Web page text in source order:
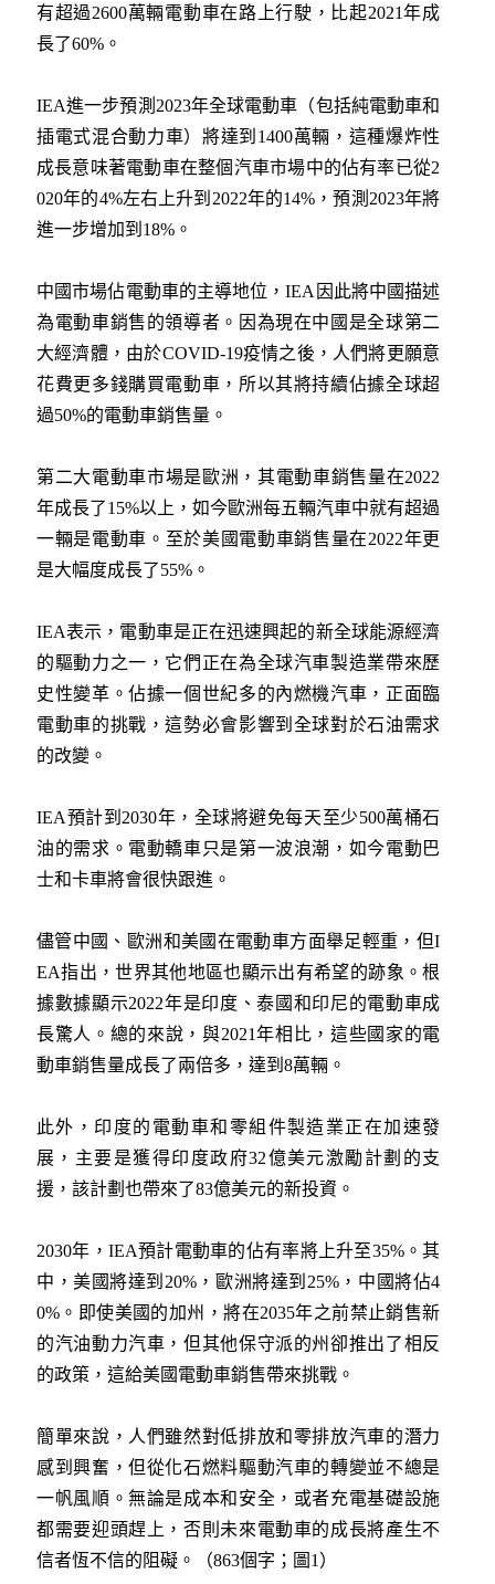
有超過2600萬輛電動車在路上行駛，比起2021年成
長了60%。
IEA進一步預測2023年全球電動車（包括純電動車和
插電式混合動力車）將達到1400萬輛，這種爆炸性
成長意味著電動車在整個汽車市場中的佔有率已從2
020年的4%左右上升到2022年的14%，預測2023年將
進一步增加到18%。
中國市場佔電動車的主導地位，IEA因此將中國描述
為電動車銷售的領導者。因為現在中國是全球第二
大經濟體，由於COVID-19疫情之後，人們將更願意
花費更多錢購買電動車，所以其將持續佔據全球超
過50%的電動車銷售量。
第二大電動車市場是歐洲，其電動車銷售量在2022
年成長了15%以上，如今歐洲每五輛汽車中就有超過
一輛是電動車。至於美國電動車銷售量在2022年更
是大幅度成長了55%。
IEA表示，電動車是正在迅速興起的新全球能源經濟
的驅動力之一，它們正在為全球汽車製造業帶來歷
史性變革。佔據一個世紀多的內燃機汽車，正面臨
電動車的挑戰，這勢必會影響到全球對於石油需求
的改變。
IEA預計到2030年，全球將避免每天至少500萬桶石
油的需求。電動轎車只是第一波浪潮，如今電動巴
士和卡車將會很快跟進。
儘管中國、歐洲和美國在電動車方面舉足輕重，但I
EA指出，世界其他地區也顯示出有希望的跡象。根
據數據顯示2022年是印度、泰國和印尼的電動車成
長驚人。總的來說，與2021年相比，這些國家的電
動車銷售量成長了兩倍多，達到8萬輛。
此外，印度的電動車和零組件製造業正在加速發
展，主要是獲得印度政府32億美元激勵計劃的支
援，該計劃也帶來了83億美元的新投資。
2030年，IEA預計電動車的佔有率將上升至35%。其
中，美國將達到20%，歐洲將達到25%，中國將佔4
0%。即使美國的加州，將在2035年之前禁止銷售新
的汽油動力汽車，但其他保守派的州卻推出了相反
的政策，這給美國電動車銷售帶來挑戰。
簡單來說，人們雖然對低排放和零排放汽車的潛力
感到興奮，但從化石燃料驅動汽車的轉變並不總是
一帆風順。無論是成本和安全，或者充電基礎設施
都需要迎頭趕上，否則未來電動車的成長將產生不
信者恆不信的阻礙。（863個字；圖1）